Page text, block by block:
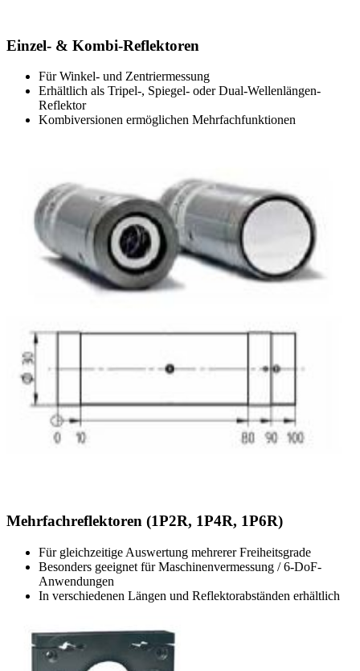
Einzel- & Kombi-Reflektoren
Für Winkel- und Zentriermessung
Erhältlich als Tripel-, Spiegel- oder Dual-Wellenlängen-
Reflektor
Kombiversionen ermöglichen Mehrfachfunktionen
Mehrfachreflektoren (1P2R, 1P4R, 1P6R)
Für gleichzeitige Auswertung mehrerer Freiheitsgrade
Besonders geeignet für Maschinenvermessung / 6-DoF-
Anwendungen
In verschiedenen Längen und Reflektorabständen erhältlich